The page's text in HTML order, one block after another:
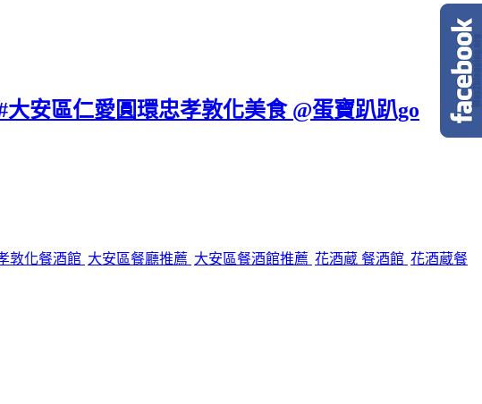
安區仁愛圓環忠孝敦化美食 @蛋寶趴趴go
敦化餐酒館 大安區餐廳推薦 大安區餐酒館推薦 花酒蔵 餐酒館 花酒蔵餐